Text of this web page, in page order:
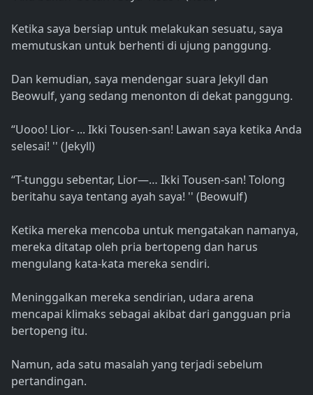
Ketika saya bersiap untuk melakukan sesuatu, saya
memutuskan untuk berhenti di ujung panggung.
Dan kemudian, saya mendengar suara Jekyll dan
Beowulf, yang sedang menonton di dekat panggung.
“Uooo! Lior- ... Ikki Tousen-san! Lawan saya ketika Anda
selesai! '' (Jekyll)
“T-tunggu sebentar, Lior—… Ikki Tousen-san! Tolong
beritahu saya tentang ayah saya! '' (Beowulf)
Ketika mereka mencoba untuk mengatakan namanya,
mereka ditatap oleh pria bertopeng dan harus
mengulang kata-kata mereka sendiri.
Meninggalkan mereka sendirian, udara arena
mencapai klimaks sebagai akibat dari gangguan pria
bertopeng itu.
Namun, ada satu masalah yang terjadi sebelum
pertandingan.